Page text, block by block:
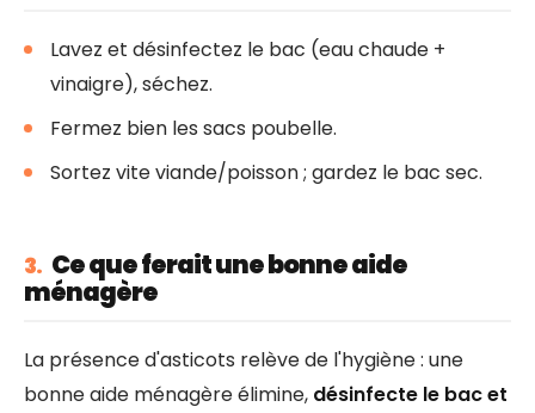
Lavez et désinfectez le bac (eau chaude +
vinaigre), séchez.
Fermez bien les sacs poubelle.
Sortez vite viande/poisson ; gardez le bac sec.
3. Ce que ferait une bonne aide
ménagère
La présence d'asticots relève de l'hygiène : une
bonne aide ménagère élimine, désinfecte le bac et